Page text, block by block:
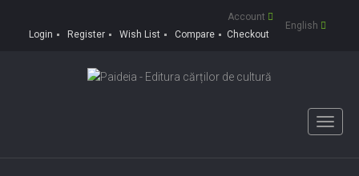
Account
Login
Register Wish List Compare Checkout
English
Toggle